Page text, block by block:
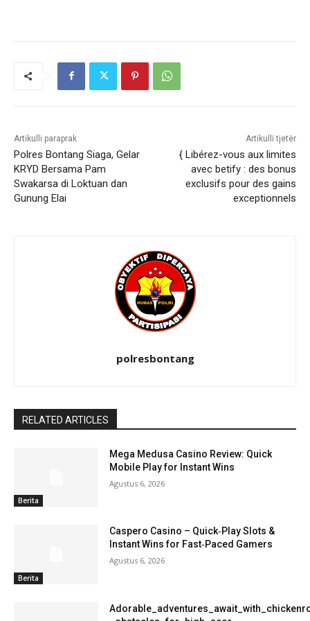
Artikulli paraprak
Polres Bontang Siaga, Gelar
KRYD Bersama Pam
Swakarsa di Loktuan dan
Gunung Elai
Artikulli tjetër
{ Libérez-vous aux limites
avec betify : des bonus
exclusifs pour des gains
exceptionnels
polresbontang
RELATED ARTICLES
Berita
Mega Medusa Casino Review: Quick
Mobile Play for Instant Wins
Agustus 6, 2026
Berita
Caspero Casino – Quick‑Play Slots &
Instant Wins for Fast‑Paced Gamers
Agustus 6, 2026